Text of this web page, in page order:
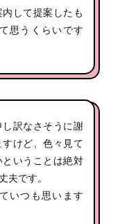
して提案したも
思うくらいです
訳なさそうに謝
けど、色々見て
いうことは絶対
夫です。
いつも思います